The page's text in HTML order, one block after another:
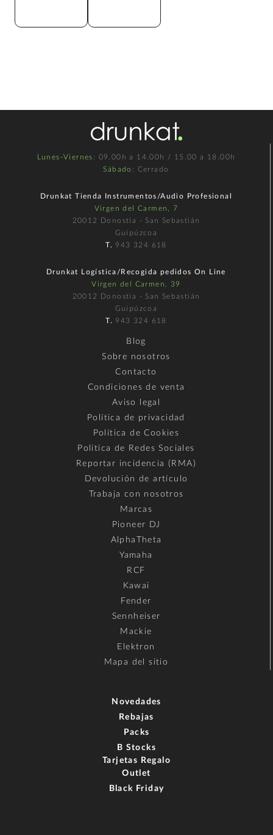
Lunes-Viernes : 09.00h a 14.00h / 15.00 a 18.00h
Sábado : Cerrado
Drunkat Tienda Instrumentos/Audio Profesional
Virgen del Carmen, 7
20012 Donostia - San Sebastián
Guipúzcoa
T. 943 324 618
Drunkat Logística/Recogida pedidos On Line
Virgen del Carmen, 39
20012 Donostia - San Sebastián
Guipúzcoa
T. 943 324 618
Blog
Sobre nosotros
Contacto
Condiciones de venta
Aviso legal
Política de privacidad
Política de Cookies
Política de Redes Sociales
Reportar incidencia (RMA)
Devolución de artículo
Trabaja con nosotros
Marcas
Pioneer DJ
AlphaTheta
Yamaha
RCF
Kawai
Fender
Sennheiser
Mackie
Elektron
Mapa del sitio
Novedades
Rebajas
Packs
B Stocks
Tarjetas Regalo
Outlet
Black Friday